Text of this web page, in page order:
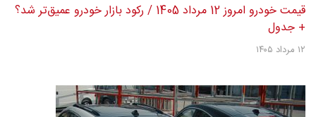
عمیق‌تر شد؟ + جدول